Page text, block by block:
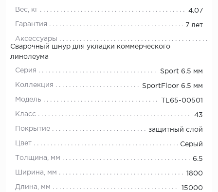
Вес, кг 4.07
Гарантия 7 лет
Аксессуары
Сварочный шнур для укладки коммерческого
линолеума
Серия Sport 6.5 мм
Коллекция SportFloor 6.5 мм
Модель TL65-00501
Класс 43
Покрытие защитный слой
Цвет Серый
Толщина, мм 6.5
Ширина, мм 1800
Длина, мм 15000